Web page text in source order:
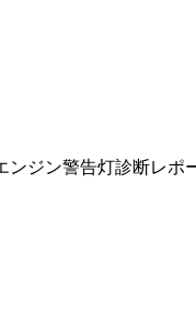
警告灯診断レポー